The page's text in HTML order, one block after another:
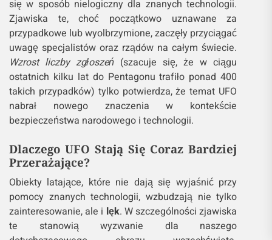
się w sposób nielogiczny dla znanych technologii.
Zjawiska te, choć początkowo uznawane za
przypadkowe lub wyolbrzymione, zaczęły przyciągać
uwagę specjalistów oraz rządów na całym świecie.
Wzrost liczby zgłoszeń (szacuje się, że w ciągu
ostatnich kilku lat do Pentagonu trafiło ponad 400
takich przypadków) tylko potwierdza, że temat UFO
nabrał nowego znaczenia w kontekście
bezpieczeństwa narodowego i technologii.
Dlaczego UFO Stają Się Coraz Bardziej
Przerażające?
Obiekty latające, które nie dają się wyjaśnić przy
pomocy znanych technologii, wzbudzają nie tylko
zainteresowanie, ale i lęk. W szczególności zjawiska
te stanowią wyzwanie dla naszego